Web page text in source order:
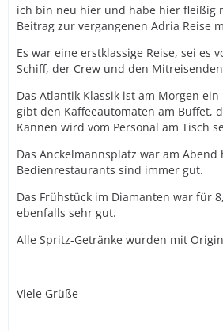
ich bin neu hier und habe hier fleißig
Beitrag zur vergangenen Adria Reise
Es war eine erstklassige Reise, sei es
Schiff, der Crew und den
Das Atlantik Klassik ist am Morgen
gibt den Kaffeeautomaten am Buffet,
Kannen wird vom Personal am Tisch
Das Anckelmannsplatz war am Abend
Bedienrestaurants sind immer gut.
Das Frühstück im Diamanten war für
ebenfalls sehr gut.
Alle Spritz-Getränke wurden mit
Viele Grüße